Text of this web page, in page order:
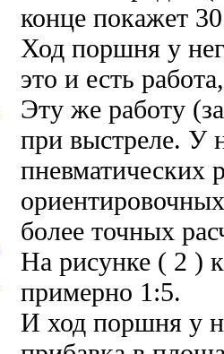
конце покажет
Ход поршня у
это и есть
Эту же работу
при выстреле. У
пневматических
более точных
На рисунке ( 2 )
примерно 1:5.
И ход поршня у